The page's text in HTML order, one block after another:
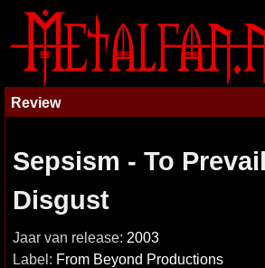
Review
Sepsism - To
Disgust
Jaar van release: 2003
Label: From Beyond Productions